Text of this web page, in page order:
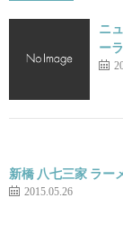
ニ
ー
新橋 八七三家 ラー
2015.05.26